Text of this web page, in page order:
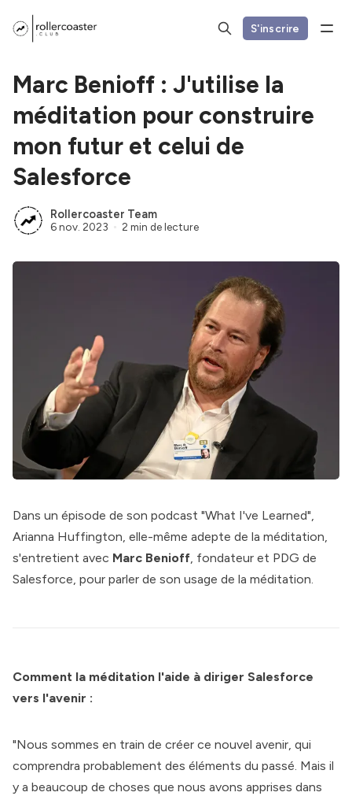
S'inscrire
Marc Benioff : J'utilise la
méditation pour construire
mon futur et celui de
Salesforce
Rollercoaster Team
6 nov. 2023 2 min de lecture
Dans un épisode de son podcast "What I've Learned",
Arianna Huffington, elle-même adepte de la méditation,
s'entretient avec Marc Benioff, fondateur et PDG de
Salesforce, pour parler de son usage de la méditation.
Comment la méditation l'aide à diriger Salesforce
vers l'avenir :
"Nous sommes en train de créer ce nouvel avenir, qui
comprendra probablement des éléments du passé. Mais il
y a beaucoup de choses que nous avons apprises dans